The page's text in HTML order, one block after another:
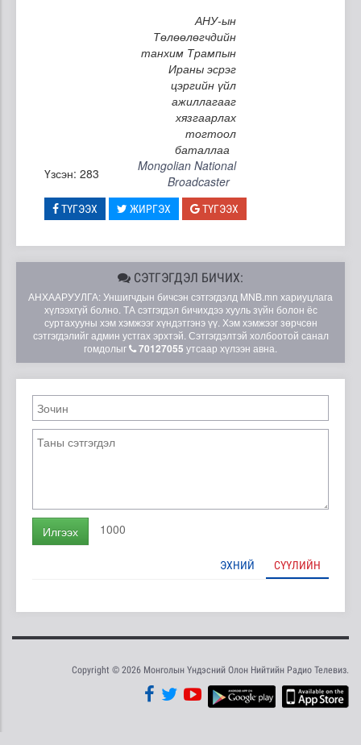
АНУ-ын
Төлөөлөгчдийн
танхим Трампын
Ираны эсрэг
цэргийн үйл
ажиллагааг
хязгаарлах
тогтоол
баталлаа
Үзсэн: 283
Mongolian National
Broadcaster
ТҮГЭЭХ ЖИРГЭХ ТҮГЭЭХ
СЭТГЭГДЭЛ БИЧИХ:
АНХААРУУЛГА: Уншигчдын бичсэн сэтгэгдэлд MNB.mn хариуцлага
хүлээхгүй болно. ТА сэтгэгдэл бичихдээ хууль зүйн болон ёс
суртахууны хэм хэмжээг хүндэтгэнэ үү. Хэм хэмжээг зөрчсөн
сэтгэгдэлийг админ устгах эрхтэй. Сэтгэгдэлтэй холбоотой санал
гомдолыг
70127055 утсаар хүлээн авна.
Илгээх 1000
ЭХНИЙ СҮҮЛИЙН
Copyright © 2026 Монголын Үндэсний Олон Нийтийн Радио Телевиз.